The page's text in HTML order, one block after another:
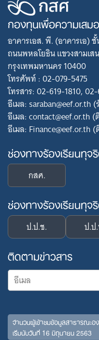
กองทุนเพื่อความเส
อาคารเอส. พี. (อาคารเอ)
ถนนพหลโยธิน แขวงสามเส
กรุงเทพมหานคร 10400
โทรศัพท์ : 02-079-5475
โทรสาร: 02-619-1810,
อีเมล: saraban@eef.or.th
อีเมล: contact@eef.or.th
อีเมล:
ช่องทางร้องเรียนทุจ
กสศ.
ช่องทางร้องเรียนทุ
ป.ป.ช. ป.ป
ติดตามข่าวสาร
จำนวนผู้เข้าชมข้อมูลสาธารณะอ
เริ่มนับวันที่ 16 มิถุนายน 2563